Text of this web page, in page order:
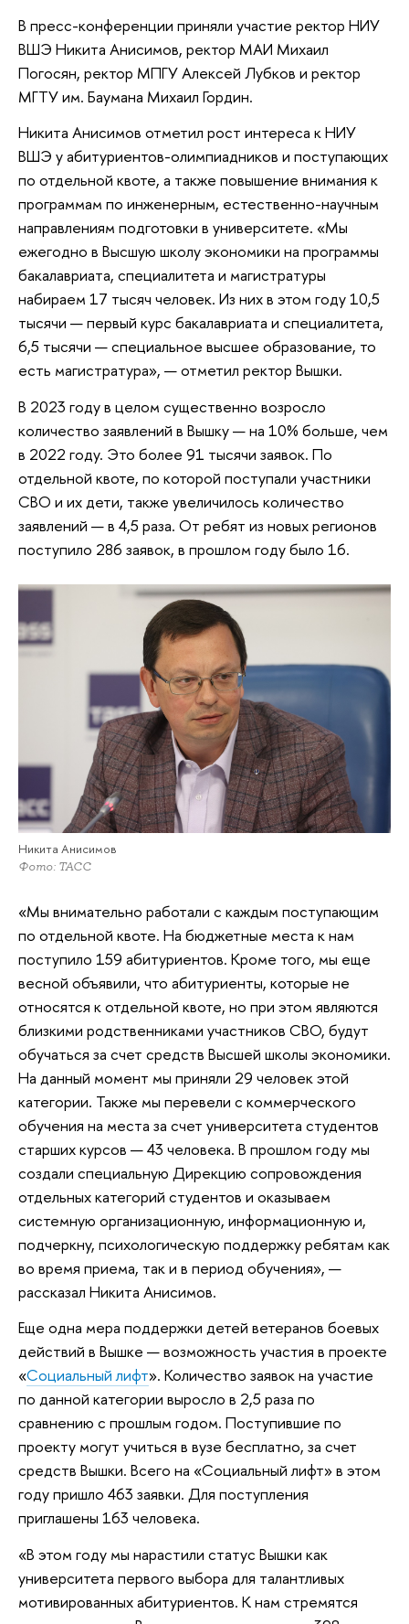
В пресс-конференции приняли участие ректор НИУ
ВШЭ Никита Анисимов, ректор МАИ Михаил
Погосян, ректор МПГУ Алексей Лубков и ректор
МГТУ им. Баумана Михаил Гордин.
Никита Анисимов отметил рост интереса к НИУ
ВШЭ у абитуриентов-олимпиадников и поступающих
по отдельной квоте, а также повышение внимания к
программам по инженерным, естественно-научным
направлениям подготовки в университете. «Мы
ежегодно в Высшую школу экономики на программы
бакалавриата, специалитета и магистратуры
набираем 17 тысяч человек. Из них в этом году 10,5
тысячи — первый курс бакалавриата и специалитета,
6,5 тысячи — специальное высшее образование, то
есть магистратура», — отметил ректор Вышки.
В 2023 году в целом существенно возросло
количество заявлений в Вышку — на 10% больше, чем
в 2022 году. Это более 91 тысячи заявок. По
отдельной квоте, по которой поступали участники
СВО и их дети, также увеличилось количество
заявлений — в 4,5 раза. От ребят из новых регионов
поступило 286 заявок, в прошлом году было 16.
Никита Анисимов
Фото: ТАСС
«Мы внимательно работали с каждым поступающим
по отдельной квоте. На бюджетные места к нам
поступило 159 абитуриентов. Кроме того, мы еще
весной объявили, что абитуриенты, которые не
относятся к отдельной квоте, но при этом являются
близкими родственниками участников СВО, будут
обучаться за счет средств Высшей школы экономики.
На данный момент мы приняли 29 человек этой
категории. Также мы перевели с коммерческого
обучения на места за счет университета студентов
старших курсов — 43 человека. В прошлом году мы
создали специальную Дирекцию сопровождения
отдельных категорий студентов и оказываем
системную организационную, информационную и,
подчеркну, психологическую поддержку ребятам как
во время приема, так и в период обучения», —
рассказал Никита Анисимов.
Еще одна мера поддержки детей ветеранов боевых
действий в Вышке — возможность участия в проекте
«Социальный лифт». Количество заявок на участие
по данной категории выросло в 2,5 раза по
сравнению с прошлым годом. Поступившие по
проекту могут учиться в вузе бесплатно, за счет
средств Вышки. Всего на «Социальный лифт» в этом
году пришло 463 заявки. Для поступления
приглашены 163 человека.
«В этом году мы нарастили статус Вышки как
университета первого выбора для талантливых
мотивированных абитуриентов. К нам стремятся